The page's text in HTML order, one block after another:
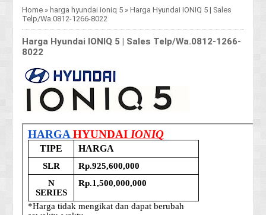
Home » harga hyundai ioniq 5 »Harga Hyundai IONIQ 5 | Sales
Telp/Wa.0812-1266-8022
Harga Hyundai IONIQ 5 | Sales Telp/Wa.0812-1266-
8022